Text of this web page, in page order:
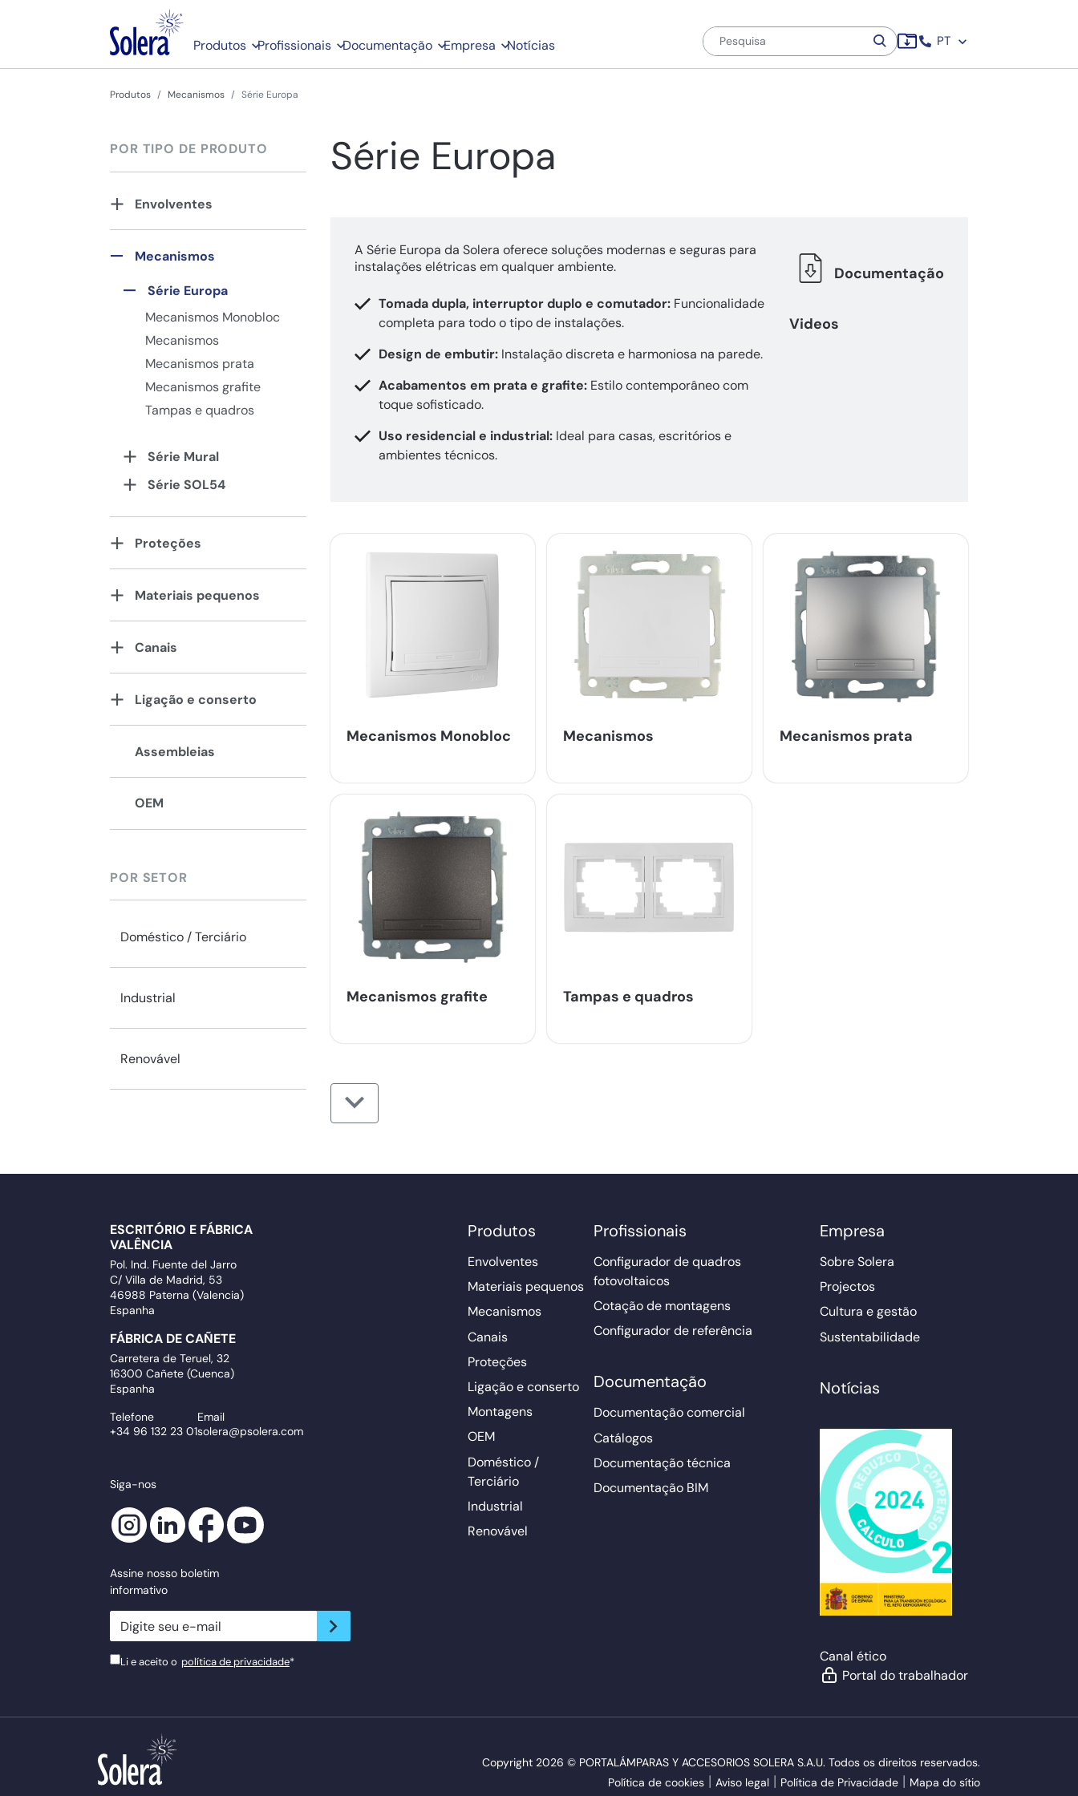
Produtos Profissionais Documentação Empresa Notícias PT
Produtos Mecanismos Série Europa
POR TIPO DE PRODUTO
Envolventes
Mecanismos
Série Europa
Mecanismos Monobloc
Mecanismos
Mecanismos prata
Mecanismos grafite
Tampas e quadros
Série Mural
Série SOL54
Proteções
Materiais pequenos
Canais
Ligação e conserto
Assembleias
OEM
POR SETOR
Doméstico / Terciário
Industrial
Renovável
Série Europa
A Série Europa da Solera oferece soluções modernas e seguras para
instalações elétricas em qualquer ambiente.
Tomada dupla, interruptor duplo e comutador: Funcionalidade
completa para todo o tipo de instalações.
Design de embutir: Instalação discreta e harmoniosa na parede.
Acabamentos em prata e grafite: Estilo contemporâneo com
toque sofisticado.
Uso residencial e industrial: Ideal para casas, escritórios e
ambientes técnicos.
Documentação
Videos
Mecanismos Monobloc Mecanismos Mecanismos prata
Mecanismos grafite Tampas e quadros
ESCRITÓRIO E FÁBRICA
VALÊNCIA
Pol. Ind. Fuente del Jarro
C/ Villa de Madrid, 53
46988 Paterna (Valencia)
Espanha
FÁBRICA DE CAÑETE
Carretera de Teruel, 32
16300 Cañete (Cuenca)
Espanha
Telefone
+34 96 132 23 01
Email
solera@psolera.com
Siga-nos
Assine nosso boletim
informativo
newsletter.suscribe
Li e aceito o política de privacidade*
Produtos
Envolventes
Materiais pequenos
Mecanismos
Canais
Proteções
Ligação e conserto
Montagens
OEM
Doméstico /
Terciário
Industrial
Renovável
Profissionais
Configurador de quadros
fotovoltaicos
Cotação de montagens
Configurador de referência
Documentação
Documentação comercial
Catálogos
Documentação técnica
Documentação BIM
Empresa
Sobre Solera
Projectos
Cultura e gestão
Sustentabilidade
Notícias
Canal ético
Portal do trabalhador
Copyright 2026 © PORTALÁMPARAS Y ACCESORIOS SOLERA S.A.U. Todos os direitos reservados.
Política de cookies
Aviso legal Política de Privacidade Mapa do sítio